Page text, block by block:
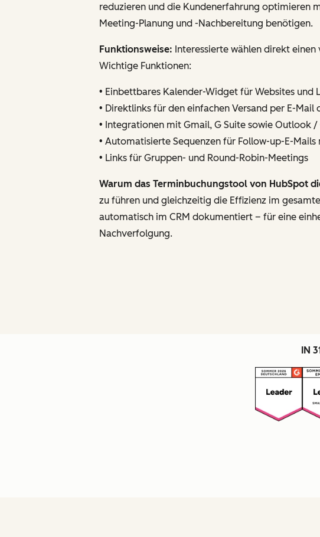
reduzieren und die Kundenerfahrung optimieren
Meeting-Planung und -Nachbereitung benötigen.
Funktionsweise: Interessierte wählen direkt
Wichtige Funktionen:
• Einbettbares Kalender-Widget für Websites und
• Direktlinks für den einfachen Versand per E-Mail
• Integrationen mit Gmail, G Suite sowie Outlook
• Automatisierte Sequenzen für Follow-up-E-Mails
• Links für Gruppen- und Round-Robin-Meetings
Warum das Terminbuchungstool von HubSpot
zu führen und gleichzeitig die Effizienz im
automatisch im CRM dokumentiert – für eine
Nachverfolgung.
IN